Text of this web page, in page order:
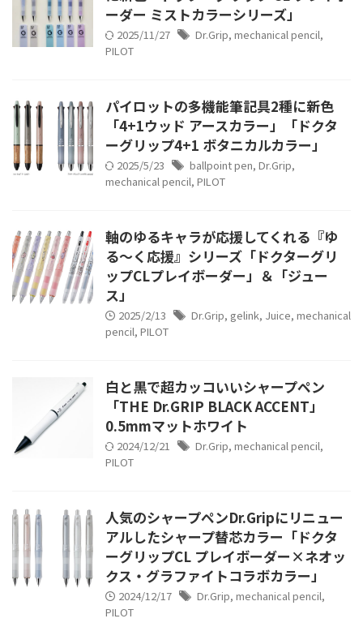
ーダー ミストカラーシリーズ」
2025/11/27 Dr.Grip, mechanical pencil,
PILOT
パイロットの多機能筆記具2種に新色
「4+1ウッド アースカラー」「ドクタ
ーグリップ4+1 ボタニカルカラー」
2025/5/23 ballpoint pen, Dr.Grip,
mechanical pencil, PILOT
軸のゆるキャラが応援してくれる『ゆ
る～く応援』シリーズ「ドクターグリ
ップCLプレイボーダー」＆「ジュー
ス」
2025/2/13 Dr.Grip, gelink, Juice, mechanical
pencil, PILOT
白と黒で超カッコいいシャープペン
「THE Dr.GRIP BLACK ACCENT」
0.5mmマットホワイト
2024/12/21 Dr.Grip, mechanical pencil,
PILOT
人気のシャープペンDr.Gripにリニュー
アルしたシャープ替芯カラー「ドクタ
ーグリップCL プレイボーダー×ネオッ
クス・グラファイトコラボカラー」
2024/12/17 Dr.Grip, mechanical pencil,
PILOT